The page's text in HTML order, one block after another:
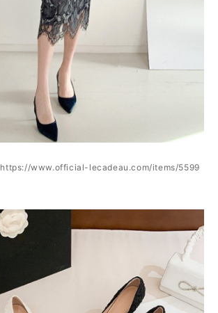
https://www.official-lecadeau.com/items/5599